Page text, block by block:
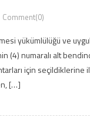
Comment(0)
yükümlülüğü ve
(4) numaralı alt
için seçildiklerine
[…]